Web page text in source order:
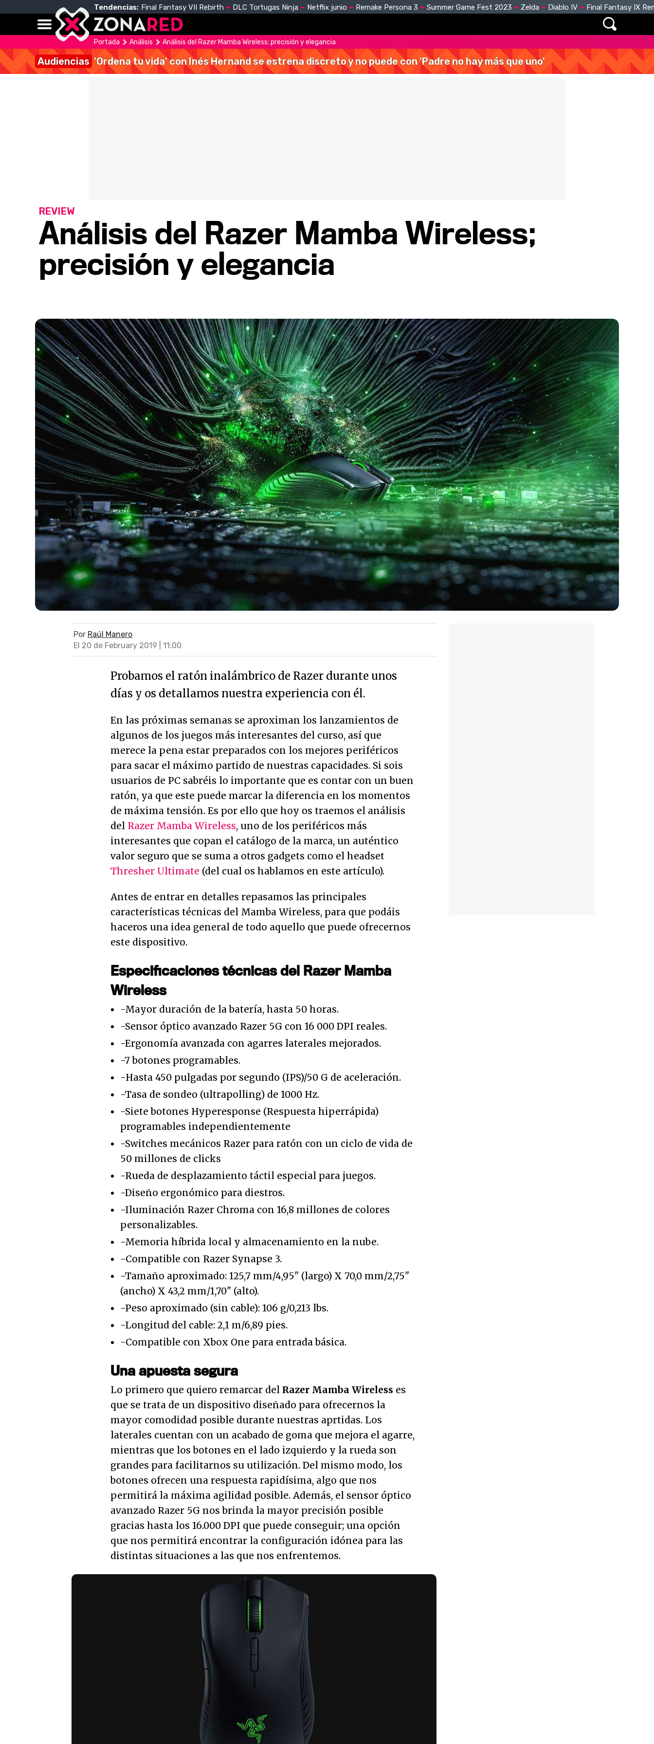
Tendencias: Final Fantasy VII Rebirth DLC Tortugas Ninja Netflix junio Remake Persona 3 Summer Game Fest 2023 Zelda Diablo IV Final Fantasy IX
Portada Análisis Análisis del Razer Mamba Wireless; precisión y elegancia
Audiencias 'Ordena tu vida' con Inés Hernand se estrena discreto y no puede con 'Padre no hay más que uno'
Análisis del Razer Mamba Wireless;
precisión y elegancia
REVIEW
Por Raúl Manero
El 20 de February 2019 | 11:00
Probamos el ratón inalámbrico de Razer durante unos
días y os detallamos nuestra experiencia con él.
En las próximas semanas se aproximan los lanzamientos de
algunos de los juegos más interesantes del curso, así que
merece la pena estar preparados con los mejores periféricos
para sacar el máximo partido de nuestras capacidades. Si sois
usuarios de PC sabréis lo importante que es contar con un buen
ratón, ya que este puede marcar la diferencia en los momentos
de máxima tensión. Es por ello que hoy os traemos el análisis
del Razer Mamba Wireless, uno de los periféricos más
interesantes que copan el catálogo de la marca, un auténtico
valor seguro que se suma a otros gadgets como el headset
Thresher Ultimate (del cual os hablamos en este artículo).
Antes de entrar en detalles repasamos las principales
características técnicas del Mamba Wireless, para que podáis
haceros una idea general de todo aquello que puede ofrecernos
este dispositivo.
Especificaciones técnicas del Razer Mamba
Wireless
-Mayor duración de la batería, hasta 50 horas.
-Sensor óptico avanzado Razer 5G con 16 000 DPI reales.
-Ergonomía avanzada con agarres laterales mejorados.
-7 botones programables.
-Hasta 450 pulgadas por segundo (IPS)/50 G de aceleración.
-Tasa de sondeo (ultrapolling) de 1000 Hz.
-Siete botones Hyperesponse (Respuesta hiperrápida)
programables independientemente
-Switches mecánicos Razer para ratón con un ciclo de vida de
50 millones de clicks
-Rueda de desplazamiento táctil especial para juegos.
-Diseño ergonómico para diestros.
-Iluminación Razer Chroma con 16,8 millones de colores
personalizables.
-Memoria híbrida local y almacenamiento en la nube.
-Compatible con Razer Synapse 3.
-Tamaño aproximado: 125,7 mm/4,95" (largo) X 70,0 mm/2,75"
(ancho) X 43,2 mm/1,70" (alto).
-Peso aproximado (sin cable): 106 g/0,213 lbs.
-Longitud del cable: 2,1 m/6,89 pies.
-Compatible con Xbox One para entrada básica.
Una apuesta segura
Lo primero que quiero remarcar del Razer Mamba Wireless es
que se trata de un dispositivo diseñado para ofrecernos la
mayor comodidad posible durante nuestras aprtidas. Los
laterales cuentan con un acabado de goma que mejora el agarre,
mientras que los botones en el lado izquierdo y la rueda son
grandes para facilitarnos su utilización. Del mismo modo, los
botones ofrecen una respuesta rapidísima, algo que nos
permitirá la máxima agilidad posible. Además, el sensor óptico
avanzado Razer 5G nos brinda la mayor precisión posible
gracias hasta los 16.000 DPI que puede conseguir; una opción
que nos permitirá encontrar la configuración idónea para las
distintas situaciones a las que nos enfrentemos.